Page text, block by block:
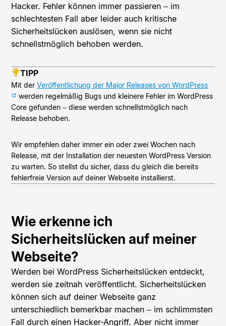
Hacker. Fehler können immer passieren – im
schlechtesten Fall aber leider auch kritische
Sicherheitslücken auslösen, wenn sie nicht
schnellstmöglich behoben werden.
TIPP
Mit derVeröffentlichung der Major Releases von WordPress
werden regelmäßig Bugs und kleinere Fehler im WordPress
Core gefunden – diese werden schnellstmöglich nach
Release behoben.
Wir empfehlen daher immer ein oder zwei Wochen nach
Release, mit der Installation der neuesten WordPress Version
zu warten. So stellst du sicher, dass du gleich die bereits
fehlerfreie Version auf deiner Webseite installierst.
Wie erkenne ich
Sicherheitslücken auf meiner
Webseite?
Werden bei WordPress Sicherheitslücken entdeckt,
werden sie zeitnah veröffentlicht. Sicherheitslücken
können sich auf deiner Webseite ganz
unterschiedlich bemerkbar machen – im schlimmsten
Fall durch einen Hacker-Angriff. Aber nicht immer